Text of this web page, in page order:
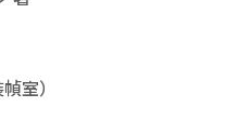
室）